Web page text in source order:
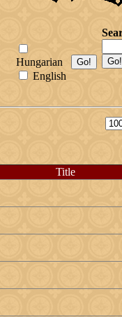
Hungarian
English
Title